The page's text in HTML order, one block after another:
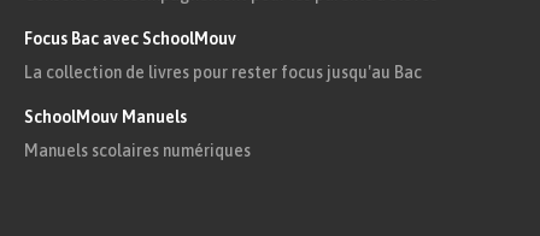
Focus Bac avec SchoolMouv
La collection de livres pour rester focus jusqu'au Bac
SchoolMouv Manuels
Manuels scolaires numériques